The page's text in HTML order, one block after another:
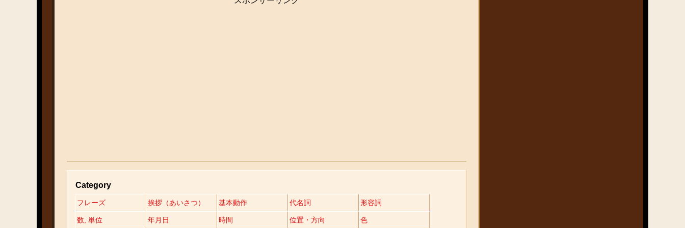
Category
フレーズ 挨拶（あいさつ） 基本動作 代名詞 形容詞
数, 単位 年月日 時間 位置・方向 色